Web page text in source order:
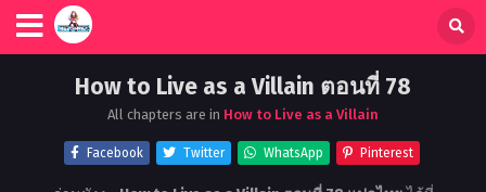
How to Live as a Villain ตอนที่ 78
All chapters are in How to Live as a Villain
Facebook Twitter WhatsApp Pinterest